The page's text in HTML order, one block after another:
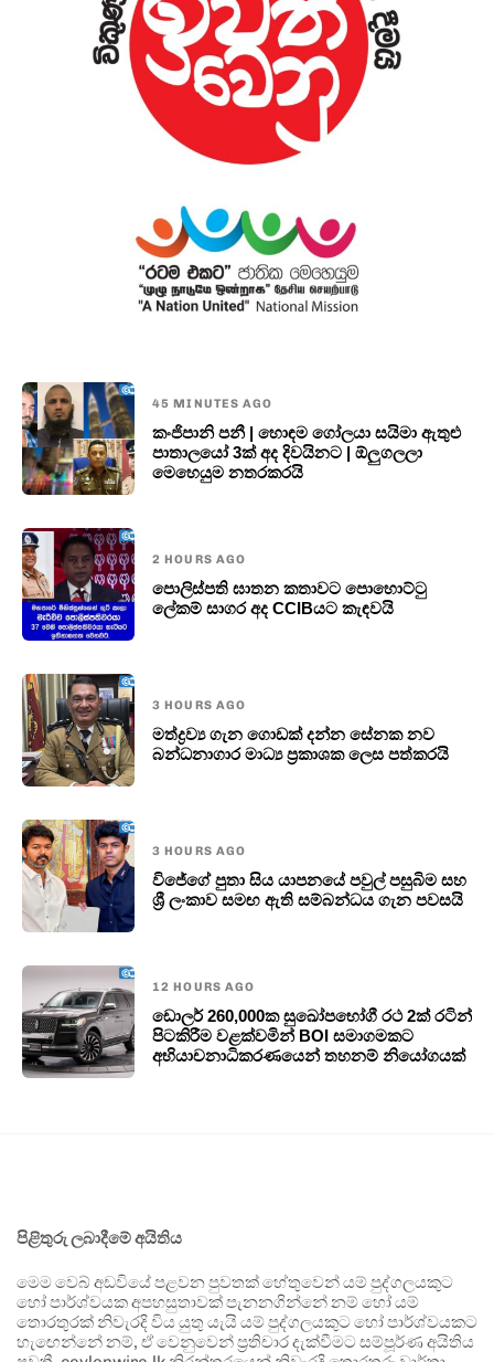
45 MINUTES AGO
කංජිපානි පනී | හොඳම ගෝලයා සයිමා ඇතුළු
පාතාලයෝ 3ක් අද දිවයිනට | ඕලුගලලා
මෙහෙයුම නතරකරයි
2 HOURS AGO
පොලි­ස්ප­ති ඝාතන කතාවට පොහොට්ටු
ලේකම් සාගර අද CCIBයට කැඳවයි
3 HOURS AGO
මත්ද්‍රව්‍ය ගැන ගොඩක් දන්න සේනක නව
බන්ධනාගාර මාධ්‍ය ප්‍රකාශක ලෙස පත්කරයි
3 HOURS AGO
විජේගේ පුතා සිය යාපනයේ පවුල් පසුබිම සහ
ශ්‍රී ලංකාව සමඟ ඇති සම්බන්ධය ගැන පවසයි
12 HOURS AGO
ඩොලර් 260,000ක සුඛෝපභෝගී රථ 2ක් රටින්
පිටකිරීම වළක්වමින් BOI සමාගමකට
අභියාචනාධිකරණයෙන් තහනම් නියෝගයක්
පිළිතුරු ලබාදීමේ අයිතිය
මෙම වෙබ් අඩවියේ පළවන පුවතක් හේතුවෙන් යම් පුද්ගලයකුට
හෝ පාර්ශ්වයක අපහසුතාවක් පැනනගින්නේ නම් හෝ යම්
තොරතුරක් නිවැරදි විය යුතු යැයි යම් පුද්ගලයකුට හෝ පාර්ශ්වයකට
හැඟෙන්නේ නම්, ඒ වෙනුවෙන් ප්‍රතිචාර දැක්වීමට සම්පූර්ණ අයිතිය